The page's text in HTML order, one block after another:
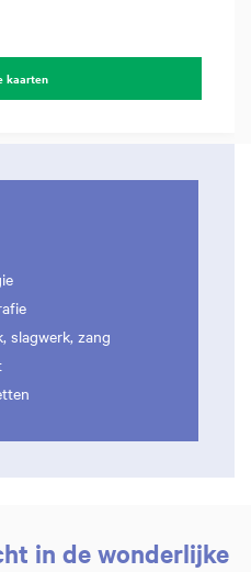
kaarten
slagwerk, zang
in de wonderlijke